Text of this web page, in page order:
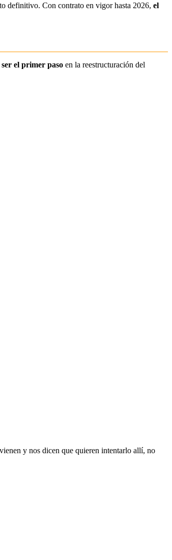
definitivo. Con contrato en vigor hasta 2026, el
el primer paso en la reestructuración del
y nos dicen que quieren intentarlo allí, no